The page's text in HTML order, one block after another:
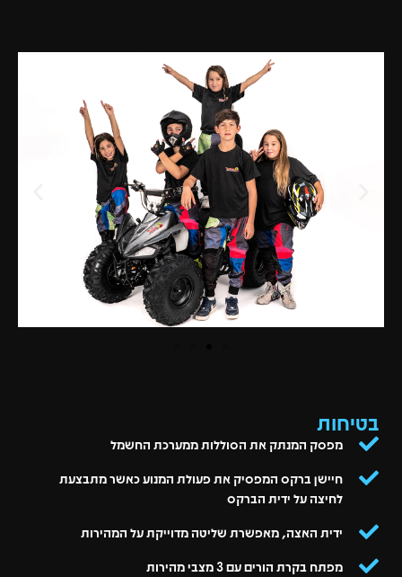
בטיחות
מפסק המנתק את הסוללות ממערכת החשמל
חיישן ברקס המפסיק את פעולת המנוע כאשר מתבצעת
לחיצה על ידית הברקס
ידית האצה, מאפשרת שליטה מדוייקת על המהירות
מפתח בקרת הורים עם 3 מצבי מהירות